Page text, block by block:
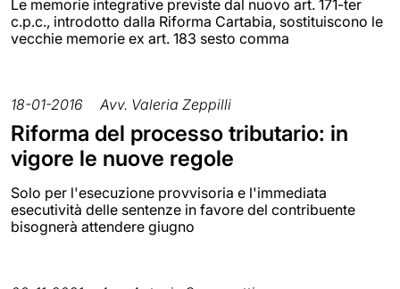
Le memorie integrative previste dal nuovo art. 171-ter
c.p.c., introdotto dalla Riforma Cartabia, sostituiscono le
vecchie memorie ex art. 183 sesto comma
18-01-2016 Avv. Valeria Zeppilli
Riforma del processo tributario: in
vigore le nuove regole
Solo per l'esecuzione provvisoria e l'immediata
esecutività delle sentenze in favore del contribuente
bisognerà attendere giugno